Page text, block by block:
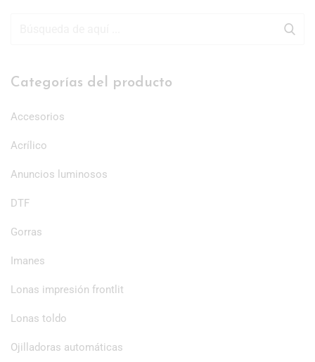
Categorías del producto
Accesorios
Acrílico
Anuncios luminosos
DTF
Gorras
Imanes
Lonas impresión frontlit
Lonas toldo
Ojilladoras automáticas